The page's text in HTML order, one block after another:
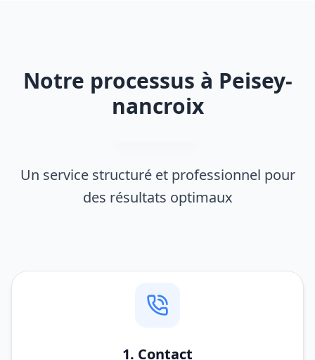
Notre processus à Peisey-
nancroix
Un service structuré et professionnel pour
des résultats optimaux
1. Contact